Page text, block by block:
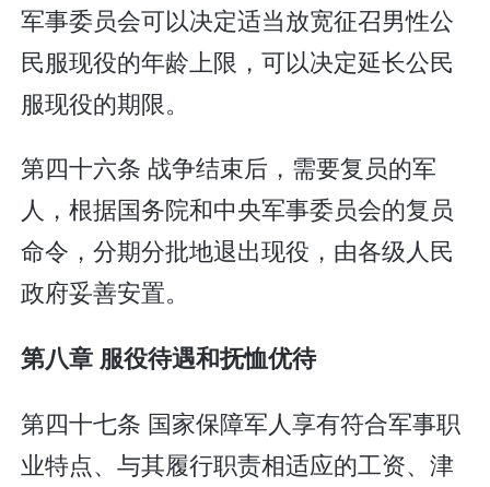
军事委员会可以决定适当放宽征召男性公
民服现役的年龄上限，可以决定延长公民
服现役的期限。
第四十六条 战争结束后，需要复员的军
人，根据国务院和中央军事委员会的复员
命令，分期分批地退出现役，由各级人民
政府妥善安置。
第八章 服役待遇和抚恤优待
第四十七条 国家保障军人享有符合军事职
业特点、与其履行职责相适应的工资、津